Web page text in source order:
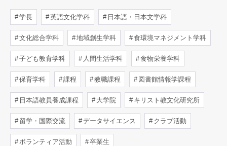
学長 英語文化学科 日本語・日本文学科
文化総合学科 地域創生学科 食環境マネジメント学科
子ども教育学科 人間生活学科 食物栄養学科
保育学科 課程 教職課程 図書館情報学課程
日本語教員養成課程 大学院 キリスト教文化研究所
留学・国際交流 データサイエンス クラブ活動
ボランティア活動 卒業生